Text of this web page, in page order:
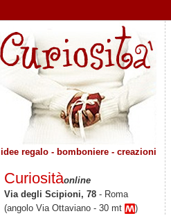
idee regalo - bomboniere - creazioni
Curiositàonline
Via degli Scipioni, 78 - Roma
(angolo Via Ottaviano - 30 mt
)